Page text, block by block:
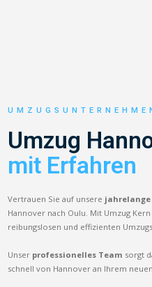
Umzug
mit Erfahren
Vertrauen Sie auf unsere
Hannover nach Oulu. Mit Umzug
reibungslosen und effizienten
Unser professionelles Team sorgt
schnell von Hannover an Ihrem